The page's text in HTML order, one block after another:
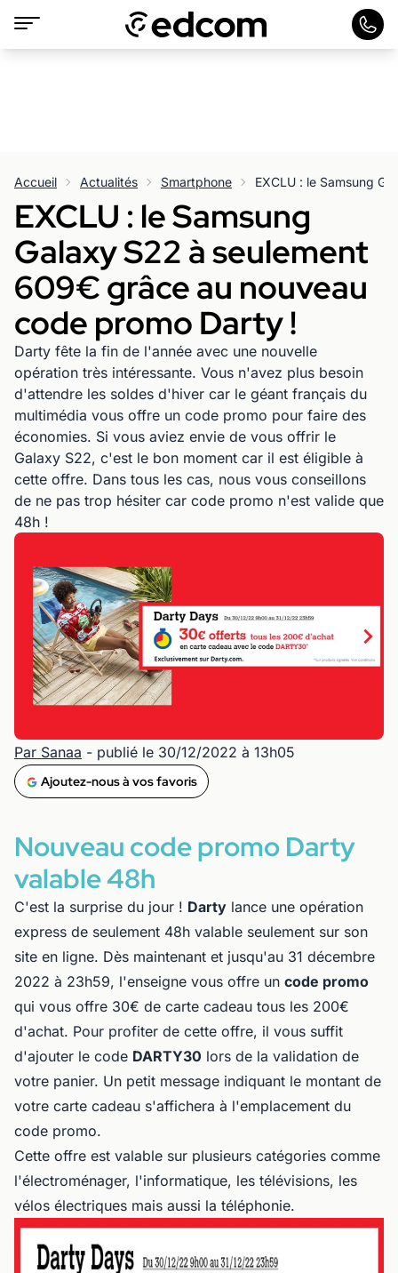
Accueil Actualités Smartphone
EXCLU : le Samsung
Galaxy S22 à seulement
609€ grâce au nouveau
code promo Darty !
Darty fête la fin de l'année avec une nouvelle
opération très intéressante. Vous n'avez plus besoin
d'attendre les soldes d'hiver car le géant français du
multimédia vous offre un code promo pour faire des
économies. Si vous aviez envie de vous offrir le
Galaxy S22, c'est le bon moment car il est éligible à
cette offre. Dans tous les cas, nous vous conseillons
de ne pas trop hésiter car code promo n'est valide que
48h !
Par Sanaa - publié le 30/12/2022 à 13h05
Ajoutez-nous à vos favoris
Nouveau code promo Darty
valable 48h
C'est la surprise du jour ! Darty lance une opération
express de seulement 48h valable seulement sur son
site en ligne. Dès maintenant et jusqu'au 31 décembre
2022 à 23h59, l'enseigne vous offre un code promo
qui vous offre 30€ de carte cadeau tous les 200€
d'achat. Pour profiter de cette offre, il vous suffit
d'ajouter le code DARTY30 lors de la validation de
votre panier. Un petit message indiquant le montant de
votre carte cadeau s'affichera à l'emplacement du
code promo.
Cette offre est valable sur plusieurs catégories comme
l'électroménager, l'informatique, les télévisions, les
vélos électriques mais aussi la téléphonie.